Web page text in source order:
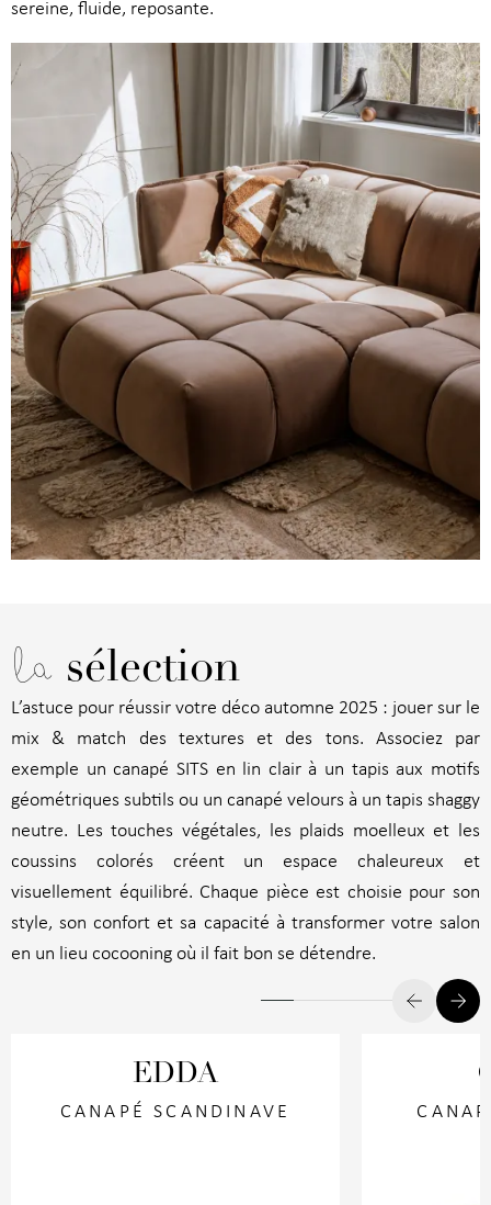
sereine, fluide, reposante.
la sélection
L’astuce pour réussir votre déco automne 2025 : jouer sur le
mix & match des textures et des tons. Associez par
exemple un canapé SITS en lin clair à un tapis aux motifs
géométriques subtils ou un canapé velours à un tapis shaggy
neutre. Les touches végétales, les plaids moelleux et les
coussins colorés créent un espace chaleureux et
visuellement équilibré. Chaque pièce est choisie pour son
style, son confort et sa capacité à transformer votre salon
en un lieu cocooning où il fait bon se détendre.
EDDA
CANAPÉ SCANDINAVE